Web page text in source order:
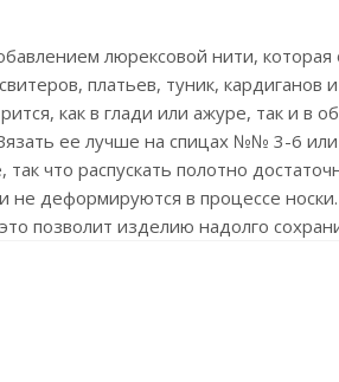
люрексовой нити,
платьев, туник,
как в глади или ажуре, так и
ее лучше на спицах №№ 3-6
что распускать полотно
не деформируются в процессе
позволит изделию надолго